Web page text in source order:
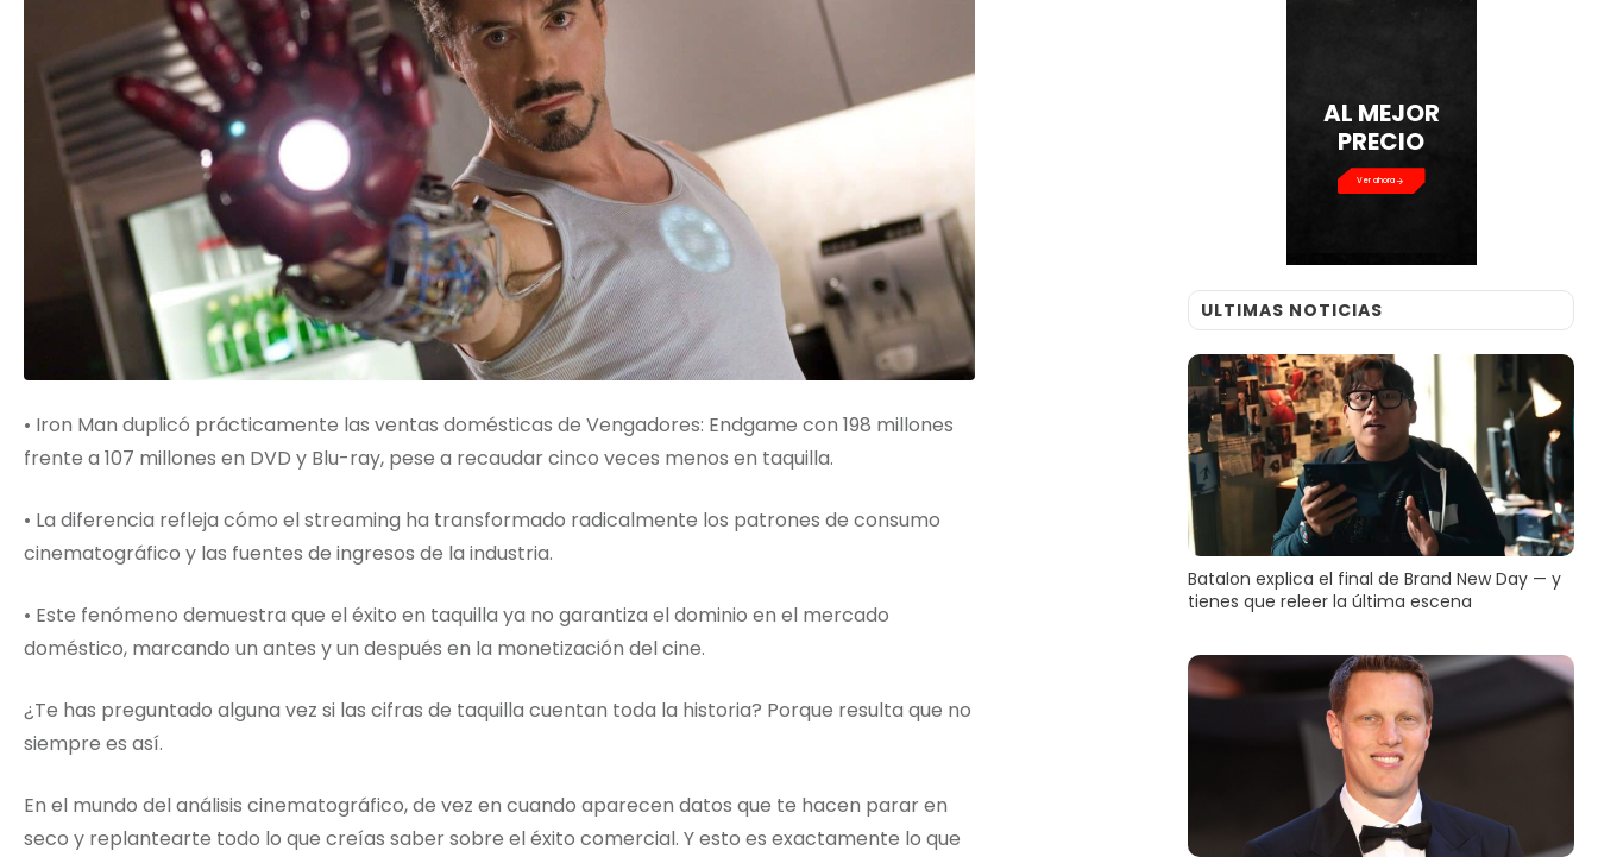
• Iron Man duplicó prácticamente las ventas domésticas de Vengadores: Endgame con 198 millones
frente a 107 millones en DVD y Blu-ray, pese a recaudar cinco veces menos en taquilla.
• La diferencia refleja cómo el streaming ha transformado radicalmente los patrones de consumo
cinematográfico y las fuentes de ingresos de la industria.
• Este fenómeno demuestra que el éxito en taquilla ya no garantiza el dominio en el mercado
doméstico, marcando un antes y un después en la monetización del cine.
¿Te has preguntado alguna vez si las cifras de taquilla cuentan toda la historia? Porque resulta que no
siempre es así.
En el mundo del análisis cinematográfico, de vez en cuando aparecen datos que te hacen parar en
seco y replantearte todo lo que creías saber sobre el éxito comercial. Y esto es exactamente lo que
AL MEJOR
PRECIO
ULTIMAS NOTICIAS
Batalon explica el final de Brand New Day — y
tienes que releer la última escena